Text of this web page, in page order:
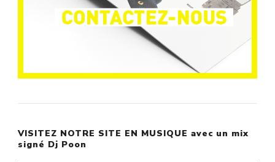
VISITEZ NOTRE SITE EN MUSIQUE avec un mix
signé Dj Poon